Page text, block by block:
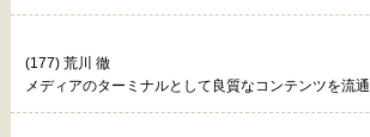
(177) 荒川 徹
メディアのターミナルとして良質なコンテンツを流通